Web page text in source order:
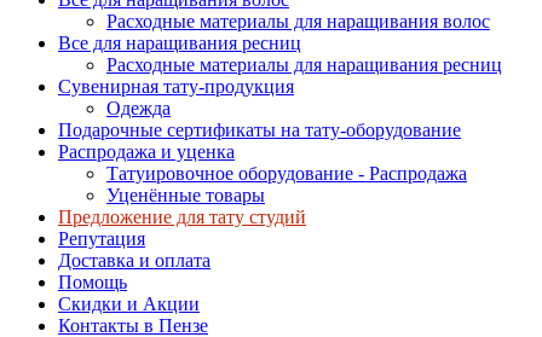
Расходные материалы для наращивания волос
Все для наращивания ресниц
Расходные материалы для наращивания ресниц
Сувенирная тату-продукция
Одежда
Подарочные сертификаты на тату-оборудование
Распродажа и уценка
Татуировочное оборудование - Распродажа
Уценённые товары
Предложение для тату студий
Репутация
Доставка и оплата
Помощь
Скидки и Акции
Контакты в Пензе